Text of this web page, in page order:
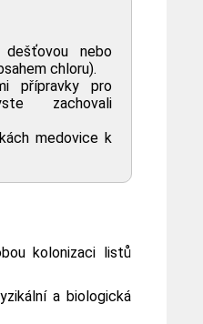
nebo
chloru).
přípravky pro
zachovali
medovice k
kolonizaci listů
a biologická